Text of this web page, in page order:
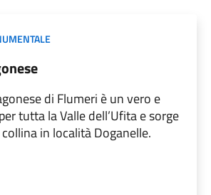
di Flumeri è un vero e
tutta la Valle dell’Ufita e sorge
in località Doganelle.